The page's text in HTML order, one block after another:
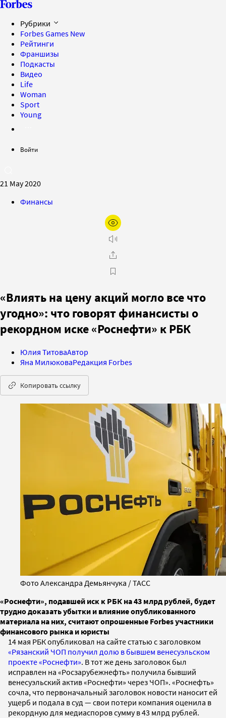
Рубрики
Forbes Games New
Рейтинги
Франшизы
Подкасты
Видео
Life
Woman
Sport
Young
Войти
21 May 2020
Финансы
«Влиять на цену акций могло все что
угодно»: что говорят финансисты о
рекордном иске «Роснефти» к РБК
Юлия ТитоваАвтор
Яна МилюковаРедакция Forbes
Копировать ссылку
Фото Александра Демьянчука / ТАСС
«Роснефти», подавшей иск к РБК на 43 млрд рублей, будет
трудно доказать убытки и влияние опубликованного
материала на них, считают опрошенные Forbes участники
финансового рынка и юристы
14 мая РБК опубликовал на сайте статью с заголовком
«Рязанский ЧОП получил долю в бывшем венесуэльском
проекте «Роснефти». В тот же день заголовок был
исправлен на «Росзарубежнефть» получила бывший
венесуэльский актив «Роснефти» через ЧОП». «Роснефть»
сочла, что первоначальный заголовок новости наносит ей
ущерб и подала в суд — свои потери компания оценила в
рекордную для медиаспоров сумму в 43 млрд рублей.